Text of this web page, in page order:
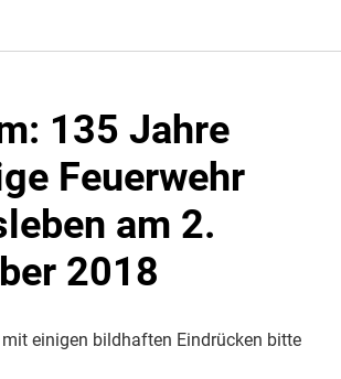
135 Jahre
Feuerwehr
am 2.
2018
einigen bildhaften Eindrücken bitte